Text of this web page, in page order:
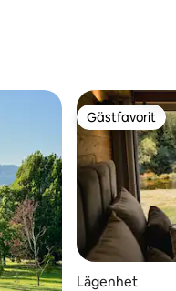
Gästfavorit
Gästfavorit
Lägenhet